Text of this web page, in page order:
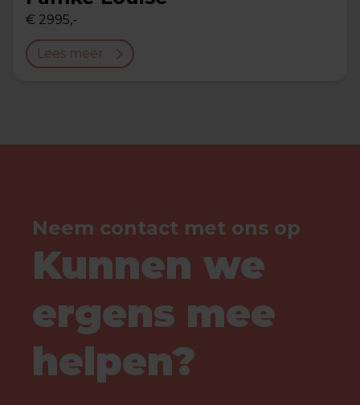
€ 2995,-
Lees meer
Neem contact met ons op
Kunnen we
ergens mee
helpen?